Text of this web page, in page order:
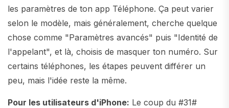
les paramètres de ton app Téléphone. Ça peut varier
selon le modèle, mais généralement, cherche quelque
chose comme "Paramètres avancés" puis "Identité de
l'appelant", et là, choisis de masquer ton numéro. Sur
certains téléphones, les étapes peuvent différer un
peu, mais l'idée reste la même.
Pour les utilisateurs d'iPhone: Le coup du #31#